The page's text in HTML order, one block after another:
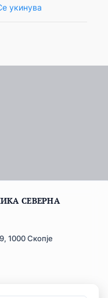
укинува
СЕВЕРНА
1000 Скопје